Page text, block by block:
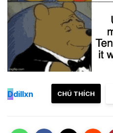
CHÚ THÍCH
Ddillxn